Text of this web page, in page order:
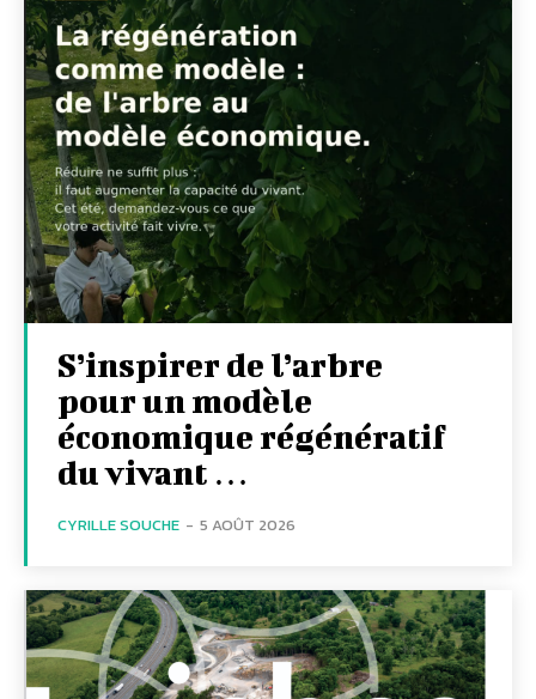
S’inspirer de l’arbre
pour un modèle
économique régénératif
du vivant …
CYRILLE SOUCHE - 5 AOÛT 2026